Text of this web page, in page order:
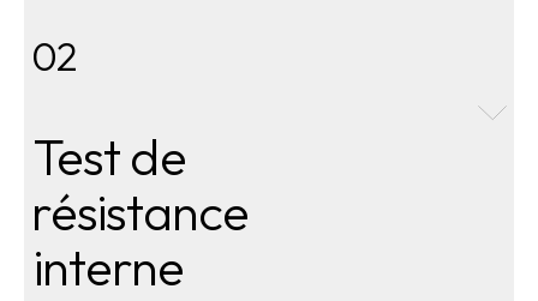
02
Test de
résistance
interne